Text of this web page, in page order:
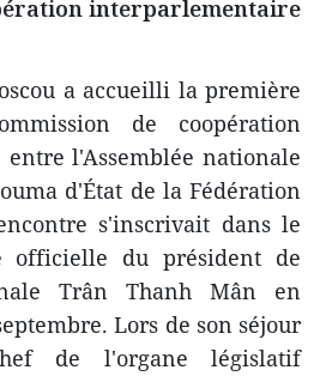
interparlementaire
a accueilli la première
de coopération
l'Assemblée nationale
d'État de la Fédération
s'inscrivait dans le
officielle du président de
Trân Thanh Mân en
Lors de son séjour
de l'organe législatif